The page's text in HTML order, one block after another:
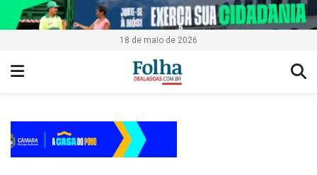
18 de maio de 2026